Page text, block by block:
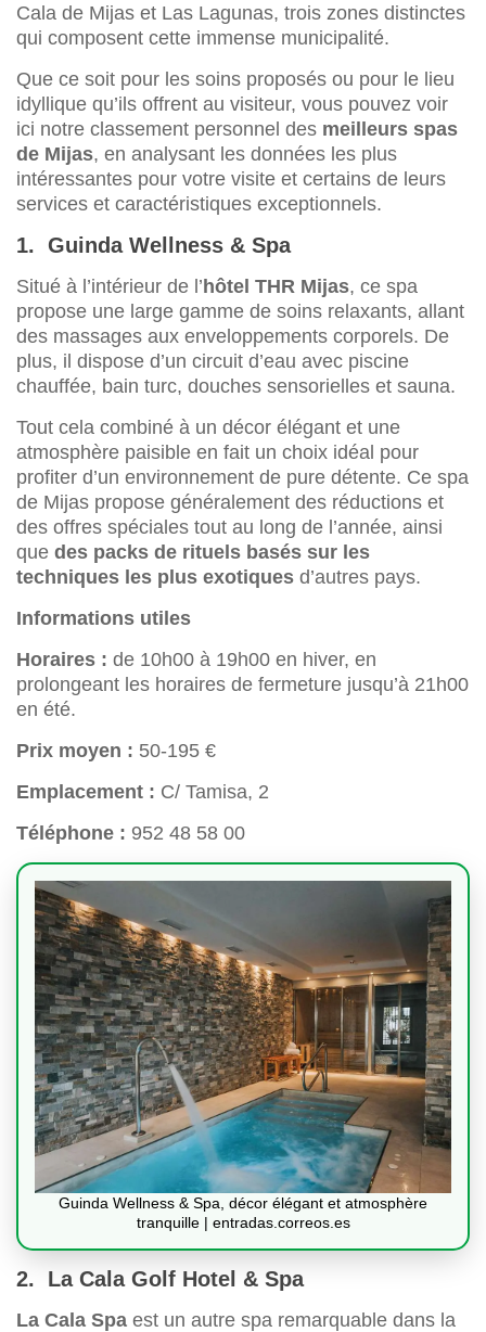
Cala de Mijas et Las Lagunas, trois zones distinctes
qui composent cette immense municipalité.
Que ce soit pour les soins proposés ou pour le lieu
idyllique qu’ils offrent au visiteur, vous pouvez voir
ici notre classement personnel des meilleurs spas
de Mijas, en analysant les données les plus
intéressantes pour votre visite et certains de leurs
services et caractéristiques exceptionnels.
1. Guinda Wellness & Spa
Situé à l’intérieur de l’hôtel THR Mijas, ce spa
propose une large gamme de soins relaxants, allant
des massages aux enveloppements corporels. De
plus, il dispose d’un circuit d’eau avec piscine
chauffée, bain turc, douches sensorielles et sauna.
Tout cela combiné à un décor élégant et une
atmosphère paisible en fait un choix idéal pour
profiter d’un environnement de pure détente. Ce spa
de Mijas propose généralement des réductions et
des offres spéciales tout au long de l’année, ainsi
que des packs de rituels basés sur les
techniques les plus exotiques d’autres pays.
Informations utiles
Horaires : de 10h00 à 19h00 en hiver, en
prolongeant les horaires de fermeture jusqu’à 21h00
en été.
Prix moyen : 50-195 €
Emplacement : C/ Tamisa, 2
Téléphone : 952 48 58 00
Guinda Wellness & Spa, décor élégant et atmosphère
tranquille | entradas.correos.es
2. La Cala Golf Hotel & Spa
La Cala Spa est un autre spa remarquable dans la